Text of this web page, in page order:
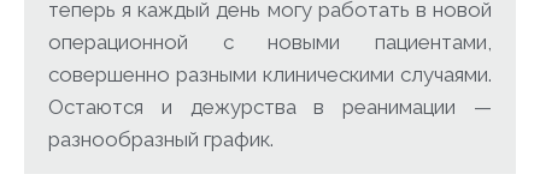
теперь я каждый день могу работать в новой
операционной с новыми пациентами,
совершенно разными клиническими случаями.
Остаются и дежурства в реанимации —
разнообразный график.